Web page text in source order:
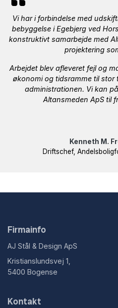
Vi har i forbindelse med
bebyggelse i Egebjerg ved
konstruktivt samarbejde med
projektering
Arbejdet blev afleveret fejl og
økonomi og tidsramme til stor
administrationen. Vi kan
Altansmeden ApS til
Kenneth M.
Driftschef,
Firmainfo
AJ Stål & Design ApS
Kristianslundsvej 1,
5400 Bogense
Kontakt